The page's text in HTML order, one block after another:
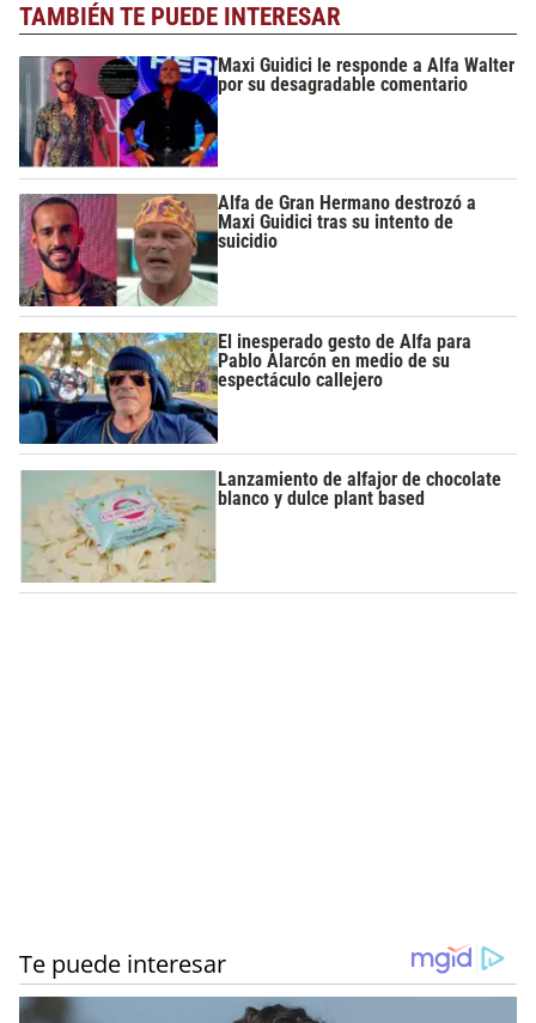
TAMBIÉN TE PUEDE INTERESAR
Maxi Guidici le responde a Alfa Walter
por su desagradable comentario
Alfa de Gran Hermano destrozó a
Maxi Guidici tras su intento de
suicidio
El inesperado gesto de Alfa para
Pablo Alarcón en medio de su
espectáculo callejero
Lanzamiento de alfajor de chocolate
blanco y dulce plant based